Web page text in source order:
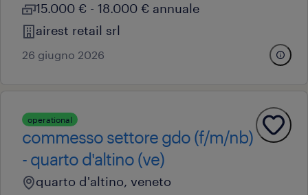
15.000 € - 18.000 € annuale
airest retail srl
26 giugno 2026
operational
commesso settore gdo (f/m/nb)
- quarto d'altino (ve)
quarto d'altino, veneto